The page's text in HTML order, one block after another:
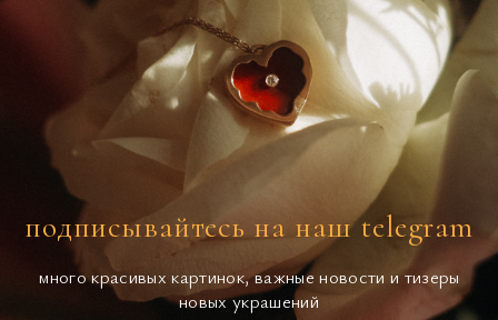
подписывайтесь на наш telegram
много красивых картинок, важные новости и тизеры
новых украшений